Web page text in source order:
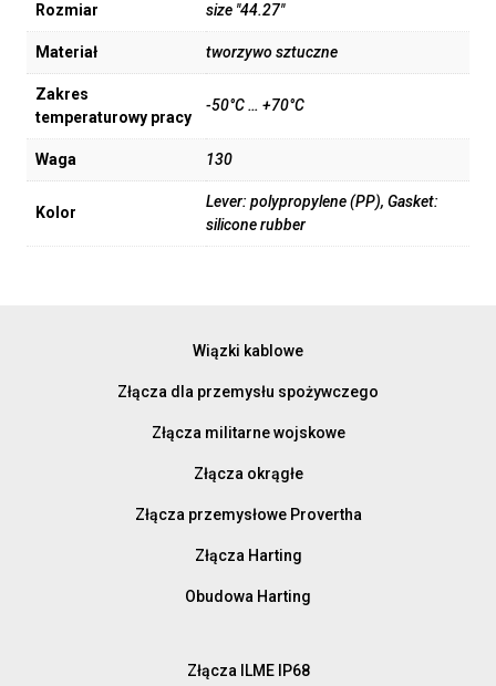
Rozmiar size "44.27"
Materiał tworzywo sztuczne
Zakres
temperaturowy pracy
-50°C … +70°C
Waga 130
Kolor
Lever: polypropylene (PP), Gasket:
silicone rubber
Wiązki kablowe
Złącza dla przemysłu spożywczego
Złącza militarne wojskowe
Złącza okrągłe
Złącza przemysłowe Provertha
Złącza Harting
Obudowa Harting
Złącza ILME IP68